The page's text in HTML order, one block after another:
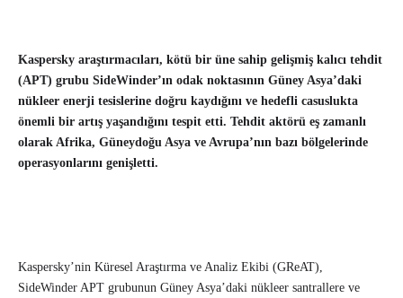
Kaspersky araştırmacıları, kötü bir üne sahip gelişmiş kalıcı tehdit
(APT) grubu SideWinder’ın odak noktasının Güney Asya’daki
nükleer enerji tesislerine doğru kaydığını ve hedefli casuslukta
önemli bir artış yaşandığını tespit etti. Tehdit aktörü eş zamanlı
olarak Afrika, Güneydoğu Asya ve Avrupa’nın bazı bölgelerinde
operasyonlarını genişletti.
Kaspersky’nin Küresel Araştırma ve Analiz Ekibi (GReAT),
SideWinder APT grubunun Güney Asya’daki nükleer santrallere ve